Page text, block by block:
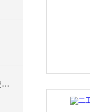
防爆接线盒与穿线盒的功能和使用范围有什么不同？